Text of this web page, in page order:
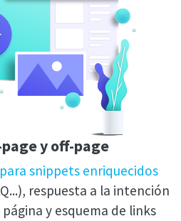
page y off-page
snippets enriquecidos
respuesta a la intención
y esquema de links